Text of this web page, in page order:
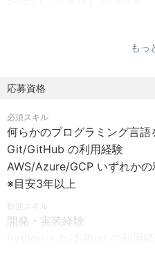
使われるプロダクトとして提
■ビジョン
私たちは、従来の 「防ぐ」
ータを分散・無意味化するこ
消する新発想のセキュリティ
秘密分散・秘密計算技術に
解析・活用することを可能
おいても、 企業や社会が安
ります。
・社会保険完備
・テレワーク・在宅勤務あり
・在宅勤務手当の支給あり (
・服装自由
・健康診断
・インフルエンザ予防接種補
・慶弔祝金(結婚祝金、出産祝
もっ
応募資格
必須スキル
何らかのプログラミング言語
Git/GitHub の利用経験
AWS/Azure/GCP いずれかの
※目安3年以上
歓迎スキル
開発・実装経験